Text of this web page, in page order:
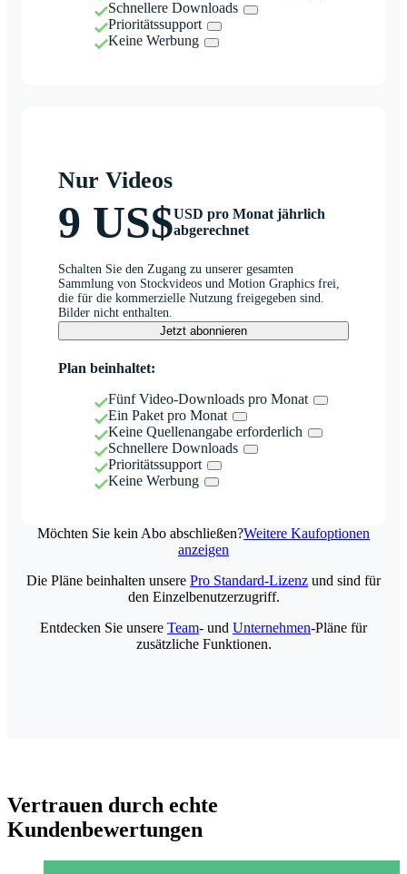
Schnellere Downloads
Prioritätssupport
Keine Werbung
Nur Videos
9 US$USD pro Monat jährlich
abgerechnet
Schalten Sie den Zugang zu unserer gesamten
Sammlung von Stockvideos und Motion Graphics frei,
die für die kommerzielle Nutzung freigegeben sind.
Bilder nicht enthalten.
Jetzt abonnieren
Plan beinhaltet:
Fünf Video-Downloads pro Monat
Ein Paket pro Monat
Keine Quellenangabe erforderlich
Schnellere Downloads
Prioritätssupport
Keine Werbung
Möchten Sie kein Abo abschließen?Weitere Kaufoptionen
anzeigen
Die Pläne beinhalten unsere Pro Standard-Lizenz und sind für
den Einzelbenutzerzugriff.
Entdecken Sie unsere Team- und Unternehmen-Pläne für
zusätzliche Funktionen.
Vertrauen durch echte
Kundenbewertungen